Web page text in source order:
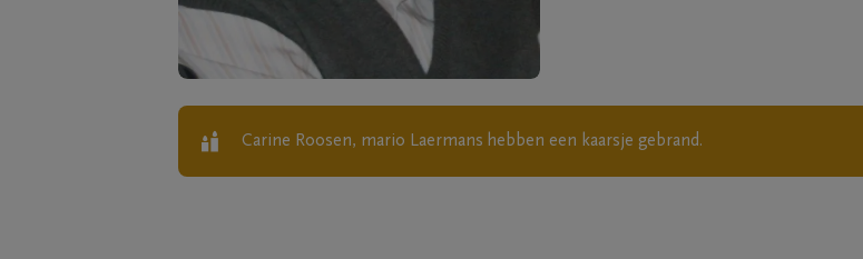
Carine Roosen, mario Laermans hebben een kaarsje gebrand.